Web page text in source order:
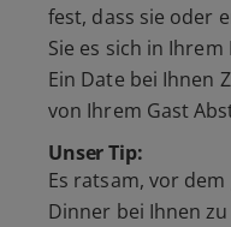
fest, dass sie oder
Sie es sich in
Ein Date bei Ihnen
von Ihrem Gast
Unser Tip:
Es ratsam, vor
Dinner bei Ihnen